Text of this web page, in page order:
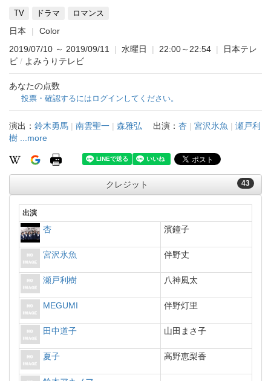
TV ドラマ ロマンス
日本
Color
2019/07/10 ～ 2019/09/11 | 水曜日 | 22:00～22:54 |
日本テレ
ビ / よみうりテレビ
あなたの点数
投票・確認するにはログインしてください。
演出： 鈴木勇馬 | 南雲聖一 | 森雅弘 出演： 杏 | 宮沢氷魚 | 瀬戸利
樹
...more
43
クレジット
出演
杏 濱鐘子
宮沢氷魚 伴野丈
瀬戸利樹 八神風太
MEGUMI 伴野灯里
田中道子 山田まさ子
夏子 高野恵梨香